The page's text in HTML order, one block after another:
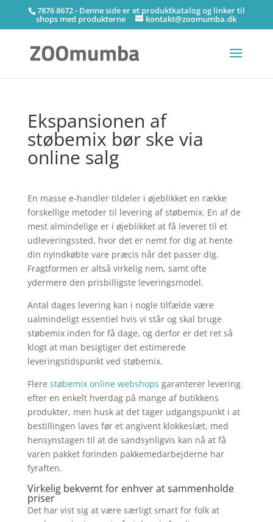
7876 8672 - Denne side er et produktkatalog og linker til
shops med produkterne kontakt@zoomumba.dk
Ekspansionen af
støbemix bør ske via
online salg
En masse e-handler tildeler i øjeblikket en række
forskellige metoder til levering af støbemix. En af de
mest almindelige er i øjeblikket at få leveret til et
udleveringssted, hvor det er nemt for dig at hente
din nyindkøbte vare præcis når det passer dig.
Fragtformen er altså virkelig nem, samt ofte
ydermere den prisbilligste leveringsmodel.
Antal dages levering kan i nogle tilfælde være
ualmindeligt essentiel hvis vi står og skal bruge
støbemix inden for få dage, og derfor er det ret så
klogt at man besigtiger det estimerede
leveringstidspunkt ved støbemix.
Flere støbemix online webshops garanterer levering
efter en enkelt hverdag på mange af butikkens
produkter, men husk at det tager udgangspunkt i at
bestillingen laves før et angivent klokkeslæt, med
hensynstagen til at de sandsynligvis kan nå at få
varen pakket forinden pakkemedarbejderne har
fyraften.
Virkelig bekvemt for enhver at sammenholde
priser
Det har vist sig at være særligt smart for folk at